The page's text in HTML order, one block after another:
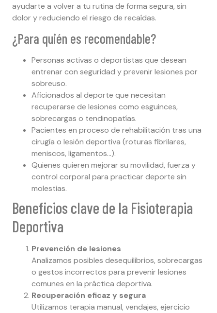
ayudarte a volver a tu rutina de forma segura, sin
dolor y reduciendo el riesgo de recaídas.
¿Para quién es recomendable?
Personas activas o deportistas que desean
entrenar con seguridad y prevenir lesiones por
sobreuso.
Aficionados al deporte que necesitan
recuperarse de lesiones como esguinces,
sobrecargas o tendinopatías.
Pacientes en proceso de rehabilitación tras una
cirugía o lesión deportiva (roturas fibrilares,
meniscos, ligamentos…).
Quienes quieren mejorar su movilidad, fuerza y
control corporal para practicar deporte sin
molestias.
Beneficios clave de la Fisioterapia
Deportiva
Prevención de lesiones
Analizamos posibles desequilibrios, sobrecargas
o gestos incorrectos para prevenir lesiones
comunes en la práctica deportiva.
Recuperación eficaz y segura
Utilizamos terapia manual, vendajes, ejercicio